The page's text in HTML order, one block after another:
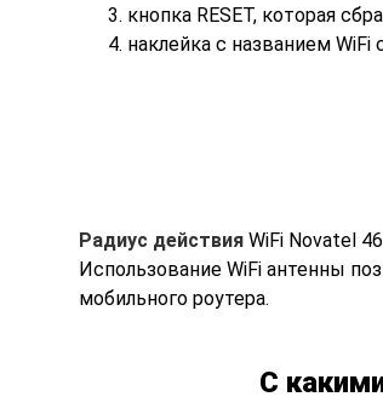
кнопка RESET, которая
наклейка с названием WiFi
Радиус действияWiFi Novatel
Использование WiFi антенны
мобильного роутера.
С